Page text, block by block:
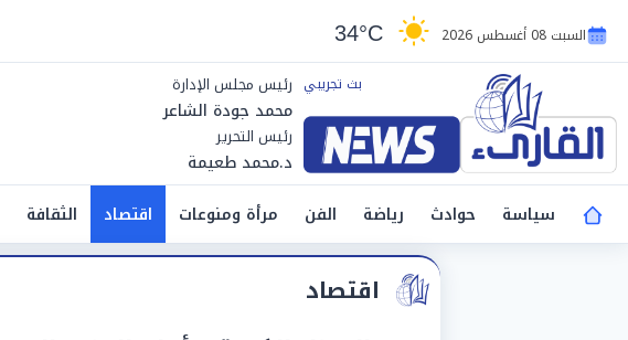
السبت 08 أغسطس 2026 34°C
رئيس مجلس الإدارة
محمد جودة الشاعر
رئيس التحرير
د.محمد طعيمة
سياسة
حوادث رياضة الفن مرأة ومنوعات اقتصاد الثقافة
اقتصاد